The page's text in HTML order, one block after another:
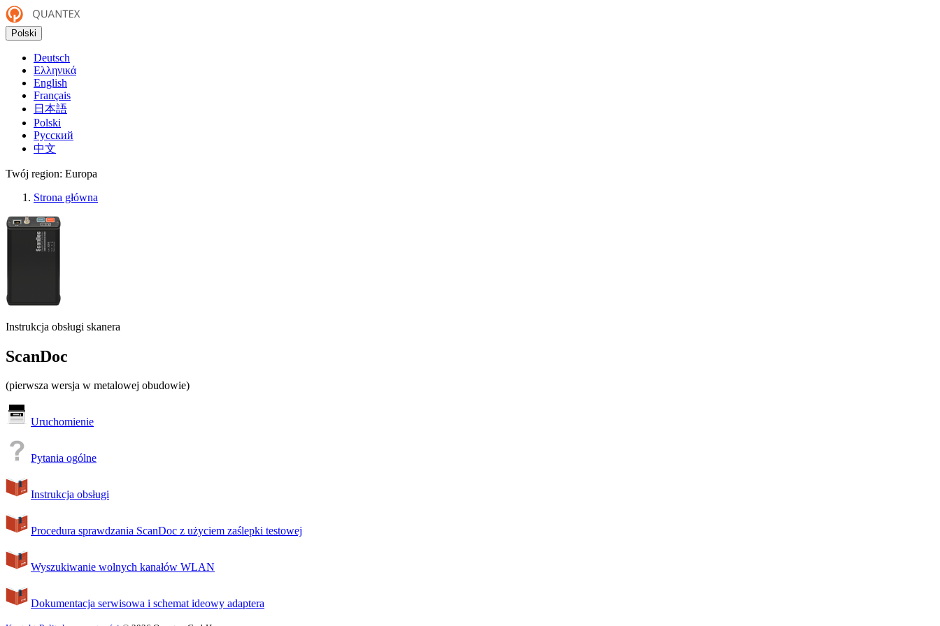
Polski
Deutsch
Ελληνικά
English
Français
日本語
Polski
Русский
中文
Twój region: Europa
Strona główna
Instrukcja obsługi skanera
ScanDoc
(pierwsza wersja w metalowej obudowie)
Uruchomienie
Pytania ogólne
Instrukcja obsługi
Procedura sprawdzania ScanDoc z użyciem zaślepki testowej
Wyszukiwanie wolnych kanałów WLAN
Dokumentacja serwisowa i schemat ideowy adaptera